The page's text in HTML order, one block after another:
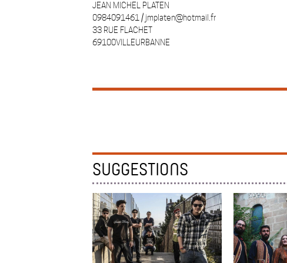
JEAN MICHEL PLATEN
0984091461 / jmplaten@hotmail.fr
33 RUE FLACHET
69100VILLEURBANNE
SUGGESTIONS